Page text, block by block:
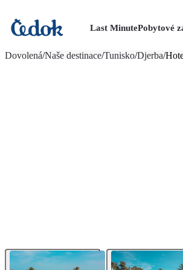
Last MinutePobytové
Dovolená/Naše destinace/Tunisko/Djerba/